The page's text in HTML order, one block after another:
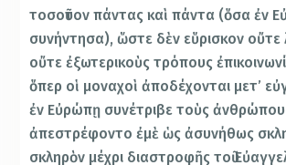
τοσοῦτον πάντας καὶ πάντα (ὅσα ἐν
συνήντησα), ὥστε δὲν εὕρισκον οὔτε
οὔτε ἐξωτερικοὺς τρόπους
ὅπερ οἱ μοναχοὶ ἀποδέχονται μετ’
ἐν Εὐρώπῃ συνέτριβε τοὺς
ἀπεστρέφοντο ἐμὲ ὡς ἀσυνήθως
σκληρὸν μέχρι διαστροφῆς τοῦ